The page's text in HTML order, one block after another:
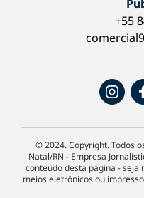
+55
© 2024. Copyright. Todos
Natal/RN - Empresa
conteúdo desta página -
meios eletrônicos ou